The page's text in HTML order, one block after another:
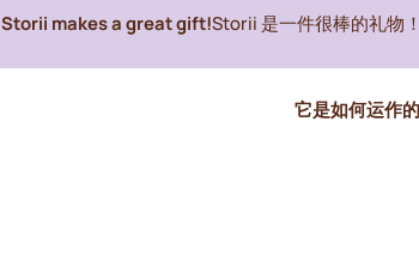
Storii makes a great gift!Storii 是一件很棒的礼物
它是如何运作的